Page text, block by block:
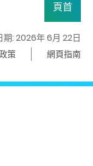
頁首
期: 2026年 6月 22日
策 網頁指南